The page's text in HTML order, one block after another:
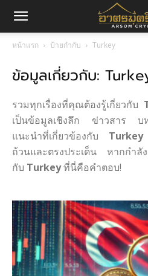
มค
ปโต
หน้าแรก ป้ายกำกับ Turkey
ข้อมูลเกี่ยวกับ:
รวมทุกเรื่องที่คุณต้องรู้เกี่ยวกับ
เป็นข้อมูลเชิงลึก ข่าวสาร
แนะนำที่เกี่ยวข้องกับ Turkey
ถ้วนและตรงประเด็น หากกำลัง
กับ Turkeyที่นี่คือคำตอบ!